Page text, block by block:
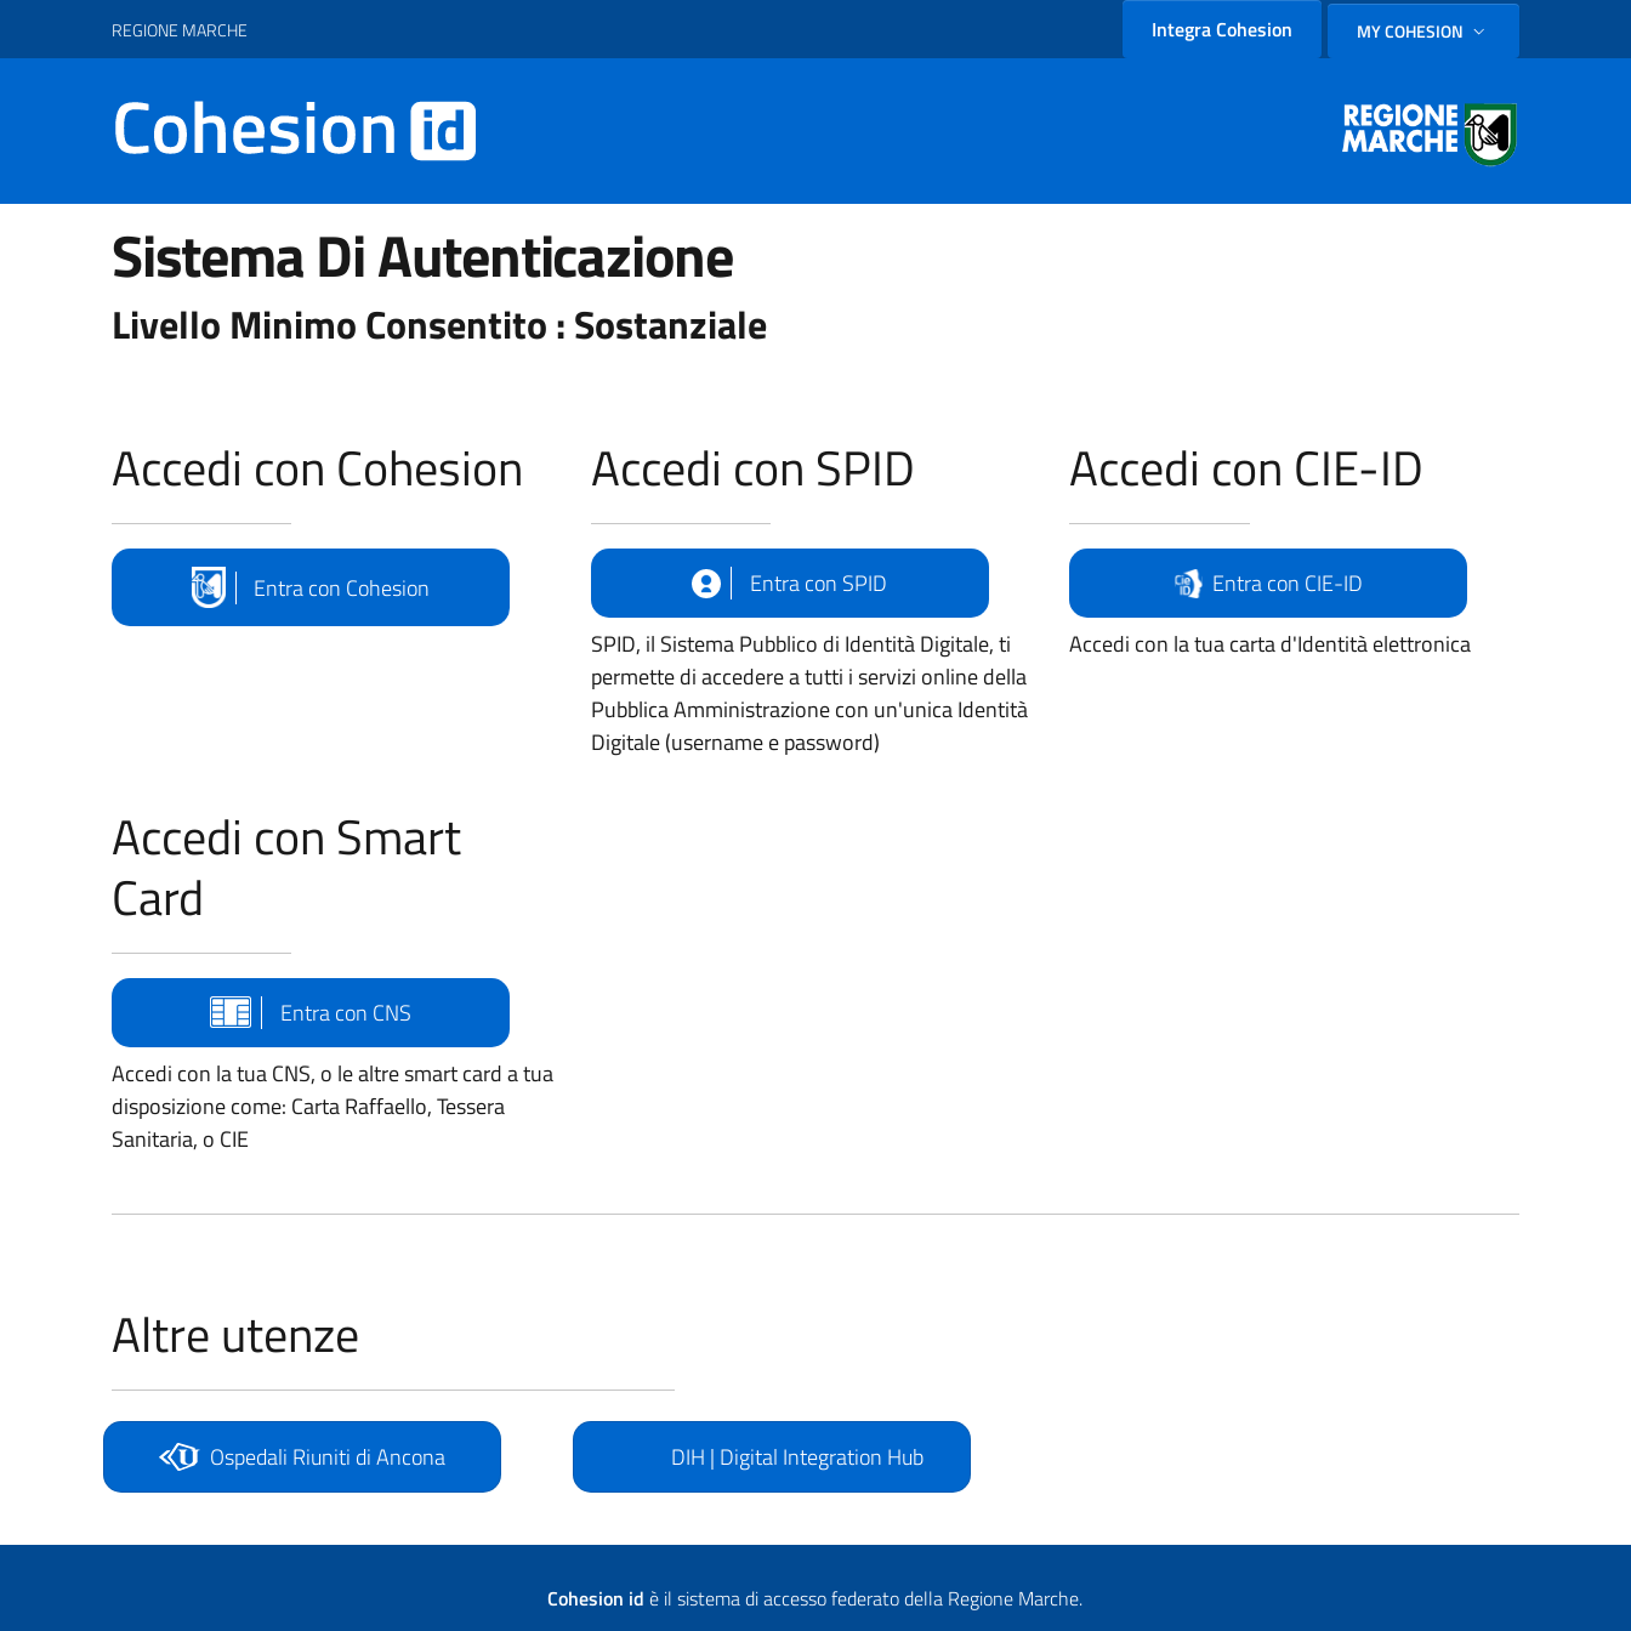
REGIONE MARCHE Integra Cohesion SELEZIONE LINGUA:
MY COHESION
Sistema Di Autenticazione
Livello Minimo Consentito : Sostanziale
Accedi con Cohesion
Entra con Cohesion
Accedi con SPID
Entra con SPID
SPID, il Sistema Pubblico di Identità Digitale, ti
permette di accedere a tutti i servizi online della
Pubblica Amministrazione con un'unica Identità
Digitale (username e password)
Accedi con CIE-ID
Entra con CIE-ID
Accedi con la tua carta d'Identità elettronica
Accedi con Smart
Card
Entra con CNS
Accedi con la tua CNS, o le altre smart card a tua
disposizione come: Carta Raffaello, Tessera
Sanitaria, o CIE
Altre utenze
Ospedali Riuniti di Ancona DIH | Digital Integration Hub
Cohesion id è il sistema di accesso federato della Regione Marche.